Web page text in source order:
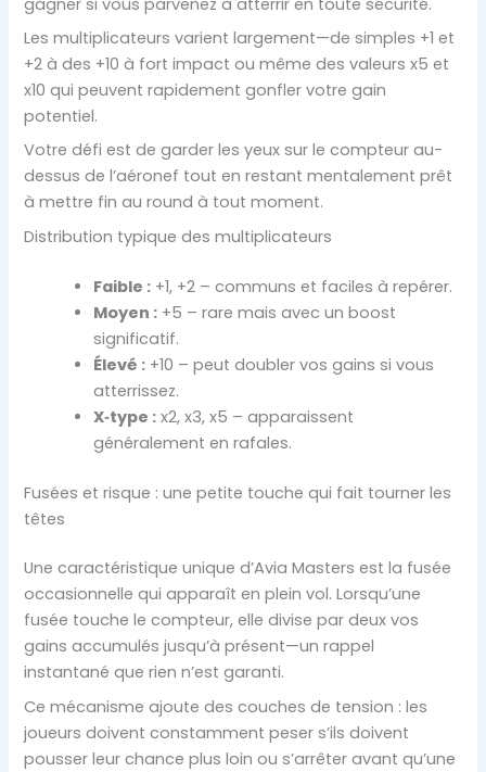
Les multiplicateurs varient largement—de simples +1 et
+2 à des +10 à fort impact ou même des valeurs x5 et
x10 qui peuvent rapidement gonfler votre gain
potentiel.
Votre défi est de garder les yeux sur le compteur au-
dessus de l’aéronef tout en restant mentalement prêt
à mettre fin au round à tout moment.
Distribution typique des multiplicateurs
Faible : +1, +2 – communs et faciles à repérer.
Moyen : +5 – rare mais avec un boost
significatif.
Élevé : +10 – peut doubler vos gains si vous
atterrissez.
X‑type : x2, x3, x5 – apparaissent
généralement en rafales.
Fusées et risque : une petite touche qui fait tourner les
têtes
Une caractéristique unique d’Avia Masters est la fusée
occasionnelle qui apparaît en plein vol. Lorsqu’une
fusée touche le compteur, elle divise par deux vos
gains accumulés jusqu’à présent—un rappel
instantané que rien n’est garanti.
Ce mécanisme ajoute des couches de tension : les
joueurs doivent constamment peser s’ils doivent
pousser leur chance plus loin ou s’arrêter avant qu’une